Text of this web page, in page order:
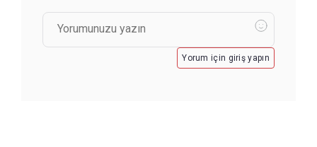
Yorum için giriş yapın